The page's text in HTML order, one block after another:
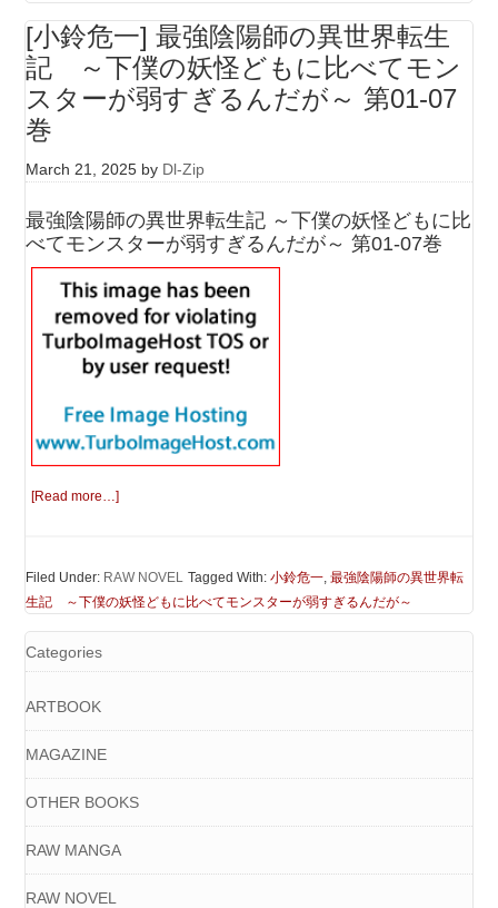
[小鈴危一] 最強陰陽師の異世界転生
記 ～下僕の妖怪どもに比べてモン
スターが弱すぎるんだが～ 第01-07
巻
March 21, 2025 by Dl-Zip
最強陰陽師の異世界転生記 ～下僕の妖怪どもに比
べてモンスターが弱すぎるんだが～ 第01-07巻
[Read more…]
Filed Under: RAW NOVEL Tagged With:小鈴危一 ,最強陰陽師の異世界転
生記 ～下僕の妖怪どもに比べてモンスターが弱すぎるんだが～
Categories
ARTBOOK
MAGAZINE
OTHER BOOKS
RAW MANGA
RAW NOVEL